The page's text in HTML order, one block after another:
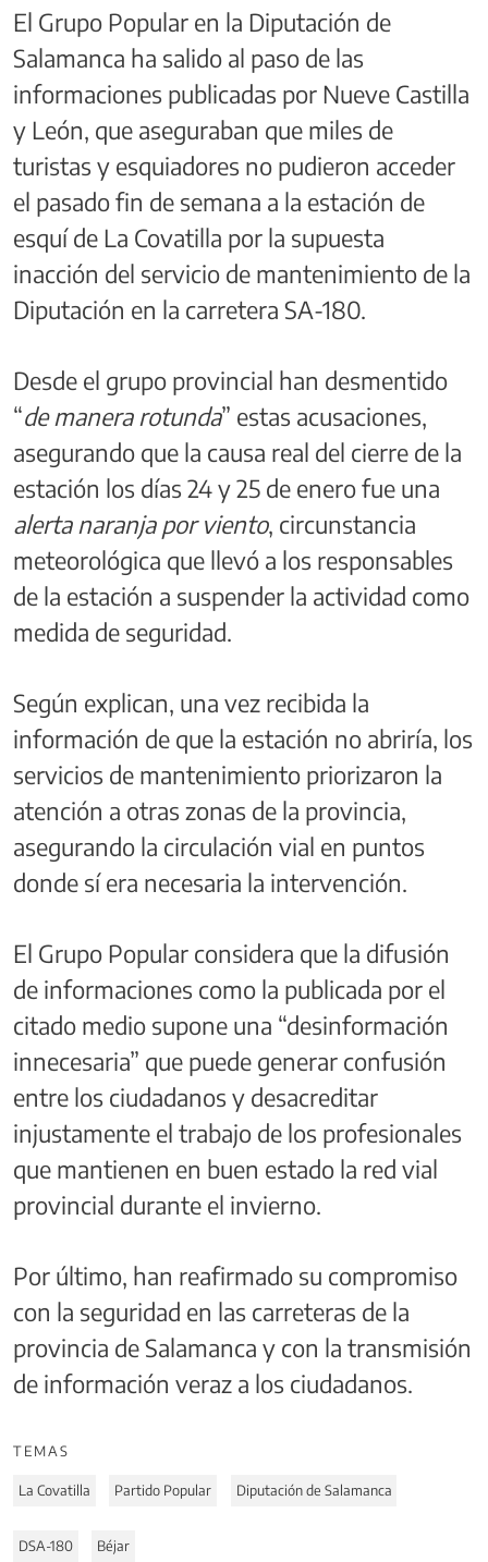
El Grupo Popular en la Diputación de
Salamanca ha salido al paso de las
informaciones publicadas por Nueve Castilla
y León, que aseguraban que miles de
turistas y esquiadores no pudieron acceder
el pasado fin de semana a la estación de
esquí de La Covatilla por la supuesta
inacción del servicio de mantenimiento de la
Diputación en la carretera SA-180.
Desde el grupo provincial han desmentido
“de manera rotunda” estas acusaciones,
asegurando que la causa real del cierre de la
estación los días 24 y 25 de enero fue una
alerta naranja por viento, circunstancia
meteorológica que llevó a los responsables
de la estación a suspender la actividad como
medida de seguridad.
Según explican, una vez recibida la
información de que la estación no abriría, los
servicios de mantenimiento priorizaron la
atención a otras zonas de la provincia,
asegurando la circulación vial en puntos
donde sí era necesaria la intervención.
El Grupo Popular considera que la difusión
de informaciones como la publicada por el
citado medio supone una “desinformación
innecesaria” que puede generar confusión
entre los ciudadanos y desacreditar
injustamente el trabajo de los profesionales
que mantienen en buen estado la red vial
provincial durante el invierno.
Por último, han reafirmado su compromiso
con la seguridad en las carreteras de la
provincia de Salamanca y con la transmisión
de información veraz a los ciudadanos.
TEMAS
La Covatilla Partido Popular Diputación de Salamanca
DSA-180 Béjar